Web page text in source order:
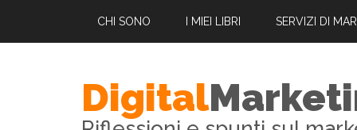
CHI SONO I MIEI LIBRI SERVIZI DI
Digital